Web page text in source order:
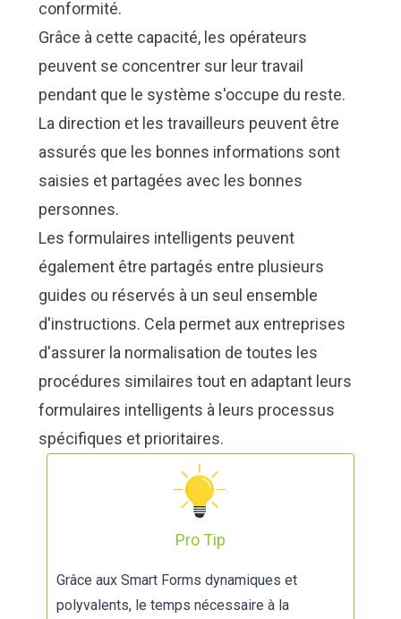
conformité.
Grâce à cette capacité, les opérateurs
peuvent se concentrer sur leur travail
pendant que le système s'occupe du reste.
La direction et les travailleurs peuvent être
assurés que les bonnes informations sont
saisies et partagées avec les bonnes
personnes.
Les formulaires intelligents peuvent
également être partagés entre plusieurs
guides ou réservés à un seul ensemble
d'instructions. Cela permet aux entreprises
d'assurer la normalisation de toutes les
procédures similaires tout en adaptant leurs
formulaires intelligents à leurs processus
spécifiques et prioritaires.
Pro Tip
Grâce aux Smart Forms dynamiques et
polyvalents, le temps nécessaire à la